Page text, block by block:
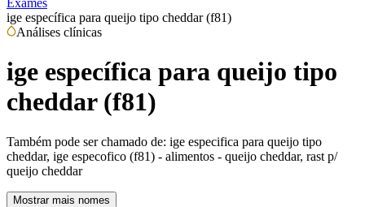
Exames
ige específica para queijo tipo cheddar (f81)
Análises clínicas
ige específica para queijo tipo
cheddar (f81)
Também pode ser chamado de: ige especifica para queijo tipo
cheddar, ige especofico (f81) - alimentos - queijo cheddar, rast p/
queijo cheddar
Mostrar mais nomes